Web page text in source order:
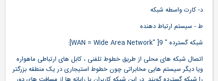
د- کارت واسطه شبکه
ط - سيستم ارتباط دهنده
شبکه گسترده " WAN = Wide Area Network" ]9]:
اتصال شبکه های محلی از طريق خطوط تلفنی ، کابل های ارتباطی ماهواره
ويا ديگر سيستم هايی مخابراتی چون خطوط استيجاری در يک منطقه بزرگتر